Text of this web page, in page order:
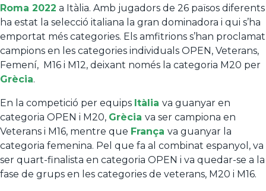
Roma 2022 a Itàlia. Amb jugadors de 26 països diferents
ha estat la selecció italiana la gran dominadora i qui s’ha
emportat més categories. Els amfitrions s’han proclamat
campions en les categories individuals OPEN, Veterans,
Femení, M16 i M12, deixant només la categoria M20 per
Grècia.
En la competició per equips Itàlia va guanyar en
categoria OPEN i M20, Grècia va ser campiona en
Veterans i M16, mentre que França va guanyar la
categoria femenina. Pel que fa al combinat espanyol, va
ser quart-finalista en categoria OPEN i va quedar-se a la
fase de grups en les categories de veterans, M20 i M16.